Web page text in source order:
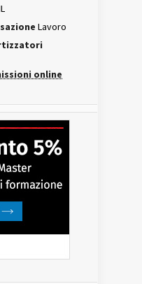
Lavoro
online